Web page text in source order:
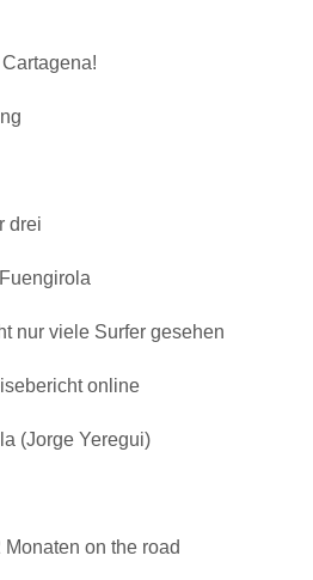
drei
nur viele Surfer gesehen
online
(Jorge Yeregui)
on the road